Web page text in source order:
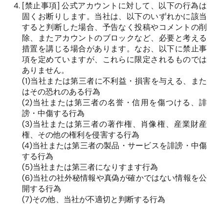
[禁止事項]公式アカウントに対して、以下の行為は
固くお断りします。当社は、以下のいずれかに該当
すると判断した場合、予告なく投稿やコメントの削
除、またアカウントのブロックなど、必要と考える
措置を講じる場合があります。なお、以下に禁止事
項を定めていますが、これらに限定されるものでは
ありません。
(1)当社または第三者に不利益・損害を与える、また
はその恐れのある行為
(2)当社または第三者の名誉・信用を傷つける、誹
謗・中傷する行為
(3)当社または第三者の著作権、肖像権、産業財産
権、その他の権利を侵害する行為
(4)当社または第三者の製品・サービスを誹謗・中傷
する行為
(5)当社または第三者になりすます行為
(6)当社の社外秘情報や真偽が確かではない情報を公
開する行為
(7)その他、当社が不適切と判断する行為